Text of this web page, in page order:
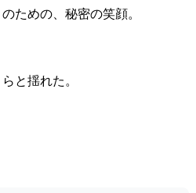
ための、秘密の笑顔。
と揺れた。